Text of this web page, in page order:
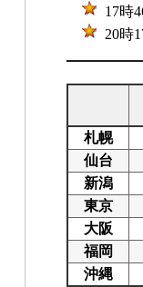
17時
20時
札幌
仙台
新潟
東京
大阪
福岡
沖縄